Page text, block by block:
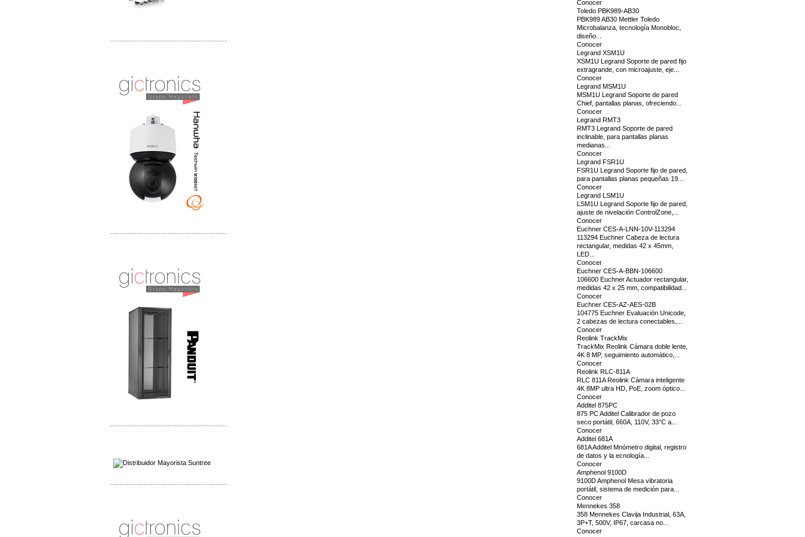
-------------------------------------------------
-------------------------------------------------
-------------------------------------------------
-------------------------------------------------
Conocer
Toledo PBK989-AB30
PBK989 AB30 Mettler Toledo
Microbalanza, tecnología Monobloc,
diseño...
Conocer
Legrand XSM1U
XSM1U Legrand Soporte de pared fijo
extragrande, con microajuste, eje...
Conocer
Legrand MSM1U
MSM1U Legrand Soporte de pared
Chief, pantallas planas, ofreciendo...
Conocer
Legrand RMT3
RMT3 Legrand Soporte de pared
inclinable, para pantallas planas
medianas...
Conocer
Legrand FSR1U
FSR1U Legrand Soporte fijo de pared,
para pantallas planas pequeñas 19...
Conocer
Legrand LSM1U
LSM1U Legrand Soporte fijo de pared,
ajuste de nivelación ControlZone,...
Conocer
Euchner CES-A-LNN-10V-113294
113294 Euchner Cabeza de lectura
rectangular, medidas 42 x 45mm,
LED...
Conocer
Euchner CES-A-BBN-106600
106600 Euchner Actuador rectangular,
medidas 42 x 25 mm, compatibilidad...
Conocer
Euchner CES-AZ-AES-02B
104775 Euchner Evaluación Unicode,
2 cabezas de lectura conectables,...
Conocer
Reolink TrackMix
TrackMix Reolink Cámara doble lente,
4K 8 MP, seguimiento automático,...
Conocer
Reolink RLC-811A
RLC 811A Reolink Cámara inteligente
4K 8MP ultra HD, PoE, zoom óptico...
Conocer
Additel 875PC
875 PC Additel Calibrador de pozo
seco portátil, 660A, 110V, 33°C a...
Conocer
Additel 681A
681A Additel Mnómetro digital, registro
de datos y la ecnología...
Conocer
Amphenol 9100D
9100D Amphenol Mesa vibratoria
portátil, sistema de medición para...
Conocer
Mennekes 358
358 Mennekes Clavija Industrial, 63A,
3P+T, 500V, IP67, carcasa no...
Conocer